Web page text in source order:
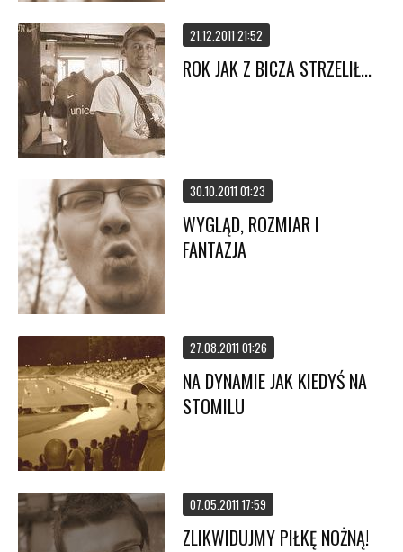
21.12.2011 21:52
ROK JAK Z BICZA STRZELIŁ...
30.10.2011 01:23
WYGLĄD, ROZMIAR I
FANTAZJA
27.08.2011 01:26
NA DYNAMIE JAK KIEDYŚ NA
STOMILU
07.05.2011 17:59
ZLIKWIDUJMY PIŁKĘ NOŻNĄ!